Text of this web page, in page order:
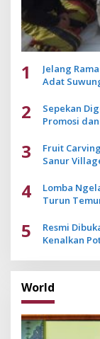
1
Jelang
Adat
2
Sepekan
Promosi
3
Fruit
Sanur
4
Lomba
Turun
5
Resmi
Kenalkan
World